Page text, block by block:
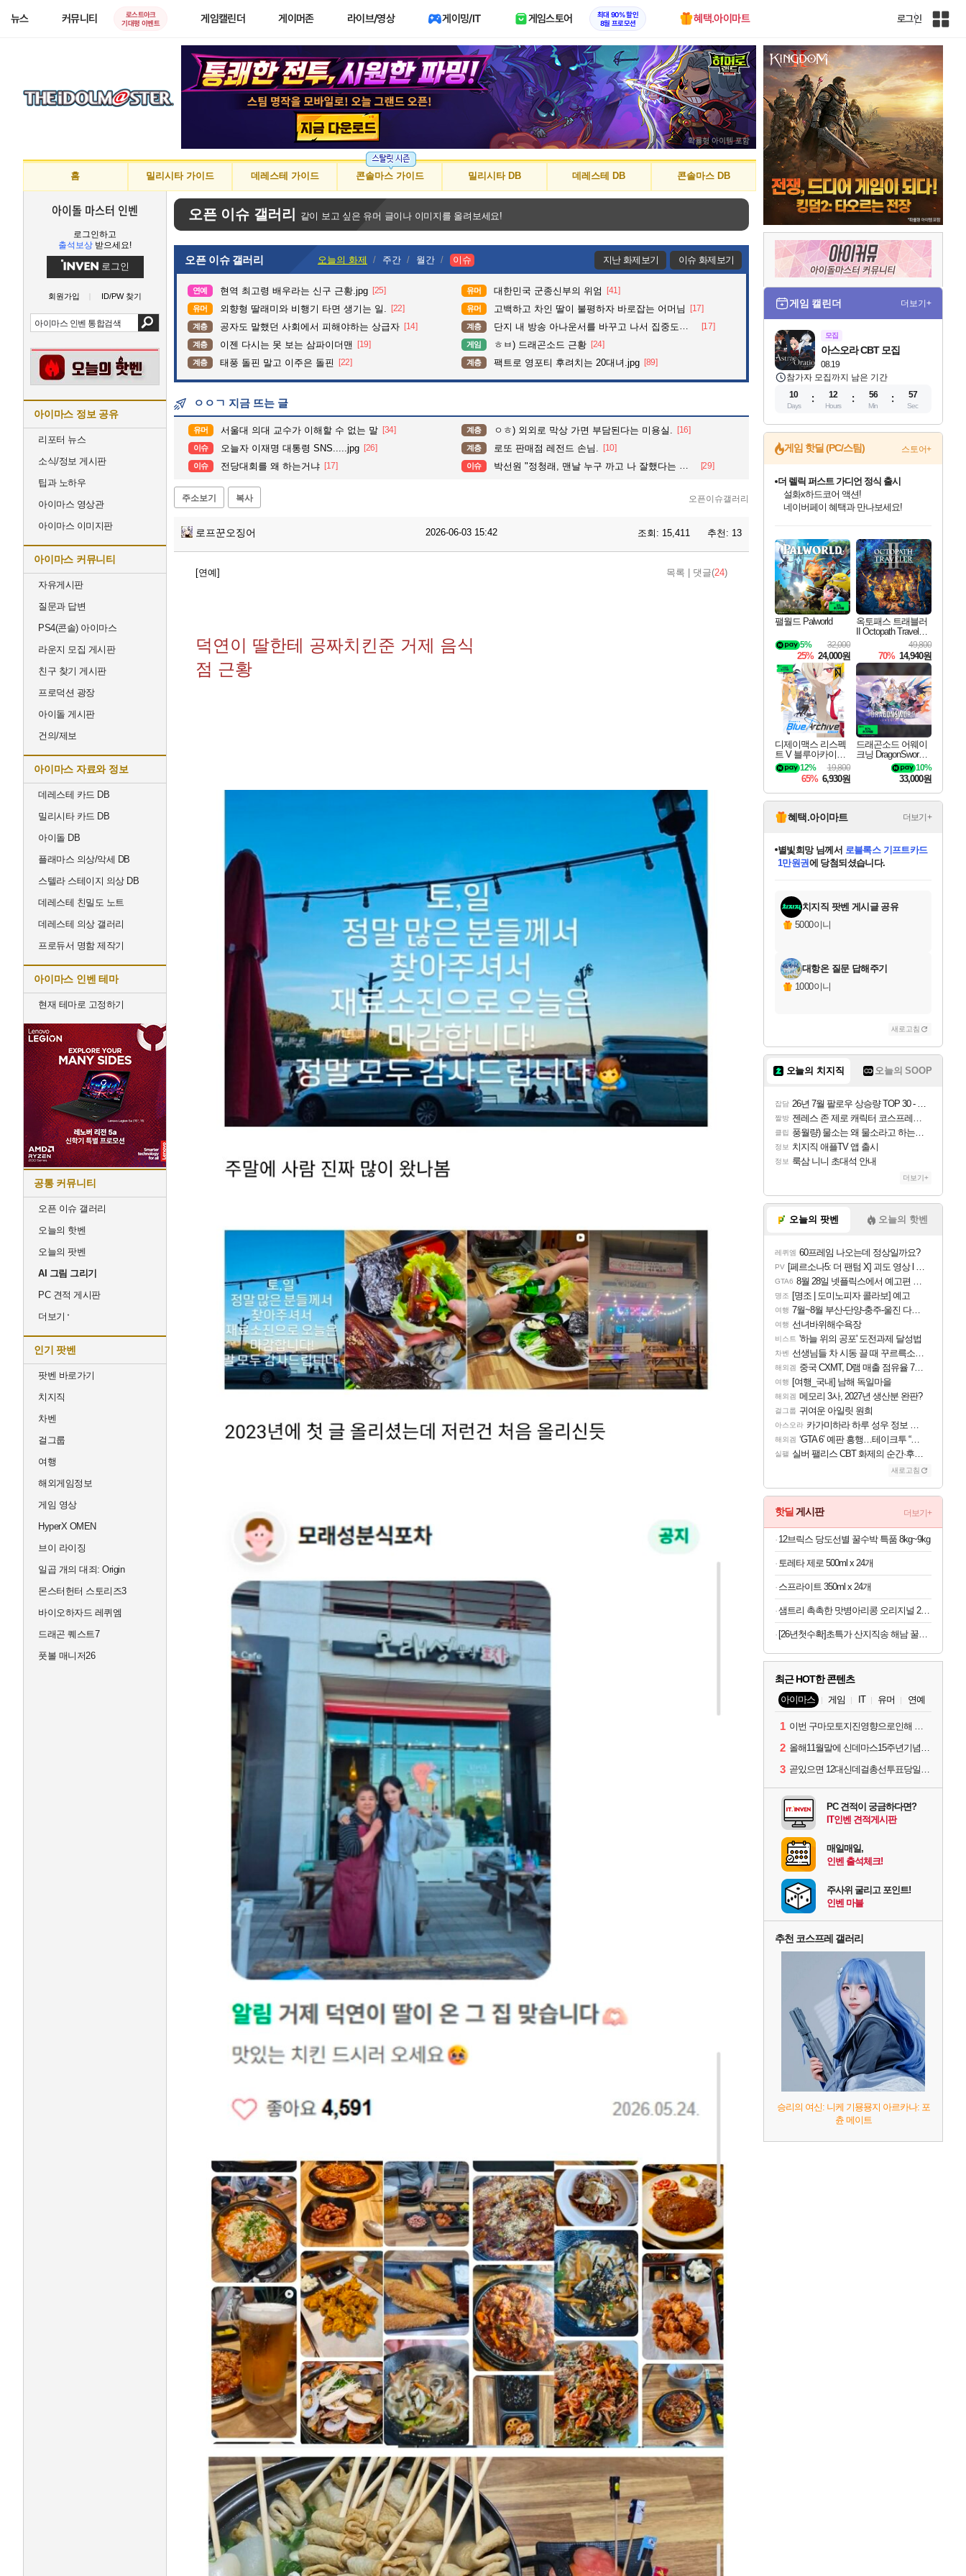
뉴스 커뮤니티
로스트아크
기대평 이벤트
게임캘린더 게이머존 라이브/영상 게이밍/IT 게임스토어
최대 90% 할인
8월 프로모션
혜택.아이마트 로그인
인
사
이
트
맵
홈 밀리시타 가이드 데레스테 가이드 콘솔마스 가이드 밀리시타 DB 데레스테 DB 콘솔마스 DB
아이돌 마스터 인벤
로그인하고
출석보상 받으세요!
로그인
회원가입 ID/PW 찾기
아이마스 정보 공유
리포터 뉴스
소식/정보 게시판
팁과 노하우
아이마스 영상관
아이마스 이미지판
아이마스 커뮤니티
자유게시판
질문과 답변
PS4(콘솔) 아이마스
라운지 모집 게시판
친구 찾기 게시판
프로덕션 광장
아이돌 게시판
건의/제보
아이마스 자료와 정보
데레스테 카드 DB
밀리시타 카드 DB
아이돌 DB
플래마스 의상/악세 DB
스텔라 스테이지 의상 DB
데레스테 친밀도 노트
데레스테 의상 갤러리
프로듀서 명함 제작기
아이마스 인벤 테마
현재 테마로 고정하기
공통 커뮤니티
오픈 이슈 갤러리
오늘의 핫벤
오늘의 팟벤
AI 그림 그리기
PC 견적 게시판
더보기
인기 팟벤
팟벤 바로가기
치지직
차벤
걸그룹
여행
해외게임정보
게임 영상
HyperX OMEN
브이 라이징
일곱 개의 대죄: Origin
몬스터헌터 스토리즈3
바이오하자드 레퀴엠
드래곤 퀘스트7
풋볼 매니저26
오픈 이슈 갤러리 같이 보고 싶은 유머 글이나 이미지를 올려보세요!
오픈 이슈 갤러리 오늘의 화제 주간 월간 이슈 지난 화제보기 이슈 화제보기
연예 현역 최고령 배우라는 신구 근황.jpg [25] 유머 대한민국 군종신부의 위엄 [41]
유머 외향형 딸래미와 비행기 타면 생기는 일. [22] 유머 고백하고 차인 딸이 불평하자 바로잡는 어머님 [17]
계층 공자도 말했던 사회에서 피해야하는 상급자 [14] 계층 단지 내 방송 아나운서를 바꾸고 나서 집중도가 확 올라갔다는 한 아파트의 안내방송 [17]
계층 이젠 다시는 못 보는 삼파이더맨 [19] 게임 ㅎㅂ) 드래곤소드 근황 [24]
계층 태풍 돌핀 말고 이주은 돌핀 [22] 계층 팩트로 영포티 후려치는 20대녀.jpg [89]
ㅇㅇㄱ 지금 뜨는 글
유머 서울대 의대 교수가 이해할 수 없는 말 [34] 계층 ㅇㅎ) 외외로 막상 가면 부담된다는 미용실. [16]
이슈 오늘자 이재명 대통령 SNS.....jpg [26] 계층 로또 판매점 레전드 손님. [10]
이슈 전당대회를 왜 하는거냐 [17] 이슈 박선원 "정청래, 맨날 누구 까고 나 잘했다는 말만...알았어, 잘했어, 그러니까 이제 그만, 끝" [29]
주소보기 복사 오픈이슈갤러리
로프꾼오징어 2026-06-03 15:42 조회: 15,411 추천: 13
[연예] 목록 댓글(24)
덕연이 딸한테 공짜치킨준 거제 음식
점 근황
게임 캘린더 더보기+
모집
08.19
아스오라 CBT 모집
참가자 모집까지 남은 기간
10
Days
12
Hours
56
Min
55
Sec
게임 핫딜 (PC/스팀) 스토어+
최대 90% 할인가를 만나보세요!
네이버혜택과 함께 만나보세요!
50%할인&추가 적립까지!
네이버 포인트 혜택까지!
이니&베니 혜택까지!
네이버 혜택가와 함께 예약하세요!
할인&네이버혜택으로 만나보세요!
더 렐릭 퍼스트 가디언 정식 출시
설화x하드코어 액션!
네이버페이 혜택과 만나보세요!
40주년 프로모션으로 만나보세요!
할인가에 만나보세요!
일부 에디션 상시 할인!
혜택으로 예약 판매 중
편안하게 충전하세요
팰월드 Palworld
32,000
5%
25% 24,000원
옥토패스 트래블러
II Octopath Traveler I
49,800
70% 14,940원
디제이맥스 리스펙
트 V 블루아카이브
팩 DJMAX RESPE
CT V Blue Archive P
ack DLC
19,800
12%
65% 6,930원
드래곤소드 어웨이
크닝 DragonSword A
10%
33,000원
혜택.아이마트 더보기+
교환.
당첨되셨습니다.
당첨되셨습니다.
당첨되셨습니다.
별빛희망님께서 로블록스 기프트카드
1만원권에 당첨되셨습니다.
당첨되셨습니다.
당첨되셨습니다.
당첨되셨습니다.
당첨되셨습니다.
에디션 (스팀코드)를 교환.
당첨되셨습니다.
치지직 팟벤 게시글 공유
5000이니
대항온 질문 답해주기
1000이니
새로고침
오늘의 치지직 오늘의 SOOP
잡담 26년 7월 팔로우 상승량 TOP 30 - 월간 치지직
짤방 젠레스 존 제로 캐릭터 코스프레한 꽁주
클립 풍월량) 물소는 왜 물소라고 하는거야? 아! 그만 ㅋㅋ
정보 치지직 애플TV 앱 출시
정보 룩삼 니니 초대석 안내
더보기+
오늘의 팟벤 오늘의 핫벤
레퀴엠 60프레임 나오는데 정상일까요?
PV [페르소나5: 더 팬텀 X] 괴도 영상 l 타카마키 안·댄싱 스타
GTA6 8월 28일 넷플릭스에서 예고편 공개 예정
명조 [명조 | 도미노피자 콜라보] 예고
여행 7월~8월 부산-단양-충주-울진 다녀왔어요~
여행 선녀바위해수욕장
비스트 '하늘 위의 공포' 도전과제 달성법
차벤 선생님들 차 시동 끌 때 꾸르륵소리나는데
해외겜 중국 CXMT, D램 매출 점유율 7%…글로벌 4위로 부상
여행 [여행_국내] 남해 독일마을
해외겜 메모리 3사, 2027년 생산분 완판?
걸그룹 귀여운 아일릿 원희
아스오라 카가미하라 하루 성우 정보 및 주요 필모
해외겜 ‘GTA 6’ 예판 흥행…테이크투 “내부 예상 크게 넘어”
실팰 실버 팰리스 CBT 화제의 순간·후기 모음
새로고침
핫딜 게시판 더보기+
12브릭스 당도선별 꿀수박 특품 8kg~9kg
토레타 제로 500ml x 24개
스프라이트 350ml x 24개
샘트리 촉촉한 맛병아리콩 오리지널 20개
[26년첫수확]초특가 산지직송 해남 꿀고구마 3kg
최근 HOT한 콘텐츠
아이마스 게임 IT 유머 연예
1 이번 구마모토지진영향으로인해 아이돌 커뮤니케이션 매일 게시물이 중단된다고하네요ㅠ
2 올해11월말에 신데마스15주년기념 라이브를 하네요
3 곧있으면 12대신데걸총선투표당일이네요.
PC 견적이 궁금하다면?
IT인벤 견적게시판
매일매일,
인벤 출석체크!
주사위 굴리고 포인트!
인벤 마블
추천 코스프레 갤러리
승리의 여신: 니케 기묭묭지 아르카나: 포
츈 메이트